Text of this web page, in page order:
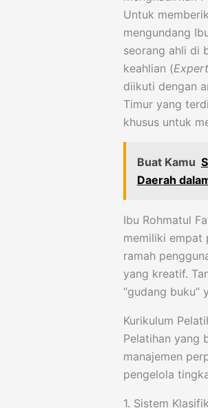
Untuk
mengundang
seorang ahli di
keahlian (
diikuti dengan
Timur yang
khusus untuk
Buat Kamu
Daerah
Ibu Rohmatul
memiliki empat
ramah
yang kreatif.
“gudang buku”
Kurikulum
Pelatihan yang
manajemen
pengelola
1. Sistem